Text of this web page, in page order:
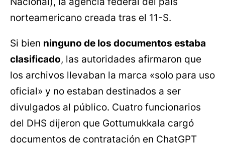
norteamericano creada tras el 11-S.
Si bien ninguno de los documentos estaba
clasificado, las autoridades afirmaron que
los archivos llevaban la marca «solo para uso
oficial» y no estaban destinados a ser
divulgados al público. Cuatro funcionarios
del DHS dijeron que Gottumukkala cargó
documentos de contratación en ChatGPT